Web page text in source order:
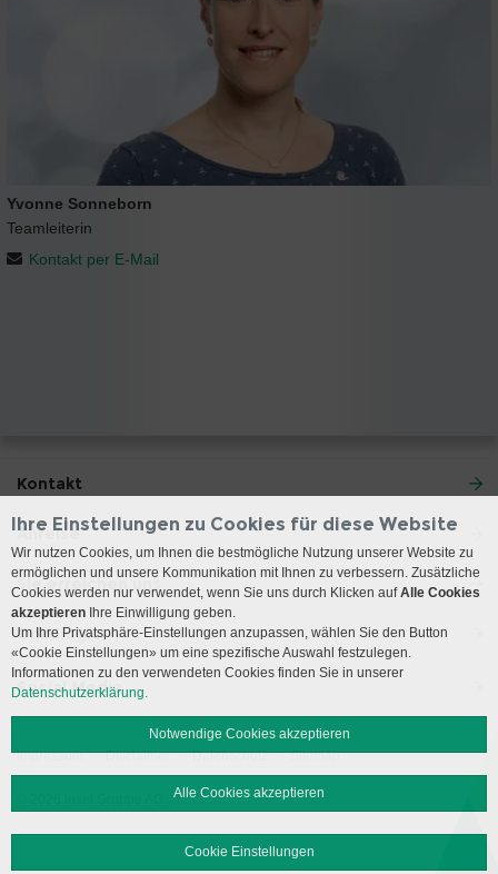
Yvonne Sonneborn
Teamleiterin
Kontakt per E-Mail
Kontakt
Anreise
Sie erreichen uns
Onkologie
Social Media
Impressum Disclaimer Datenschutz Sitemap
Ihre Einstellungen zu Cookies für diese Website
Wir nutzen Cookies, um Ihnen die bestmögliche Nutzung unserer Website zu
ermöglichen und unsere Kommunikation mit Ihnen zu verbessern. Zusätzliche
Cookies werden nur verwendet, wenn Sie uns durch Klicken aufAlle Cookies
akzeptieren Ihre Einwilligung geben.
Um Ihre Privatsphäre-Einstellungen anzupassen, wählen Sie den Button
«Cookie Einstellungen» um eine spezifische Auswahl festzulegen.
Informationen zu den verwendeten Cookies finden Sie in unserer
Datenschutzerklärung.
Notwendige Cookies akzeptieren
Alle Cookies akzeptieren
Cookie Einstellungen